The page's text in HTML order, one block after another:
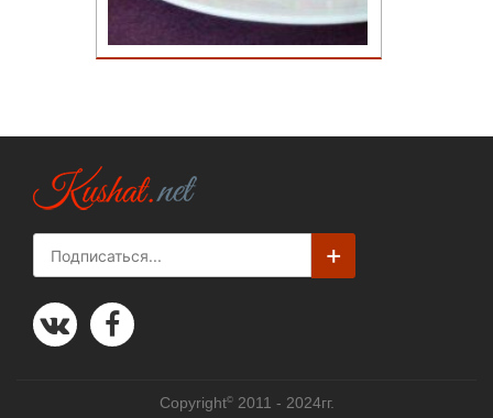
Copyright©2011 - 2024гг.